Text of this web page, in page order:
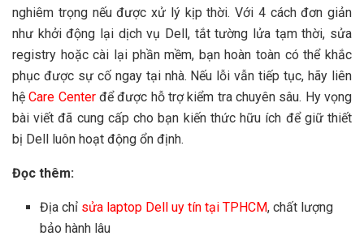
nghiêm trọng nếu được xử lý kịp thời. Với 4 cách đơn giản
như khởi động lại dịch vụ Dell, tắt tường lửa tạm thời, sửa
registry hoặc cài lại phần mềm, bạn hoàn toàn có thể khắc
phục được sự cố ngay tại nhà. Nếu lỗi vẫn tiếp tục, hãy liên
hệCare Centerđể được hỗ trợ kiểm tra chuyên sâu. Hy vọng
bài viết đã cung cấp cho bạn kiến thức hữu ích để giữ thiết
bị Dell luôn hoạt động ổn định.
Đọc thêm:
Địa chỉ sửa laptop Dell uy tín tại TPHCM, chất lượng
bảo hành lâu